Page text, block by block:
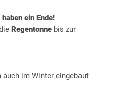
ein Ende!
Regentonne bis zur
auch im Winter eingebaut